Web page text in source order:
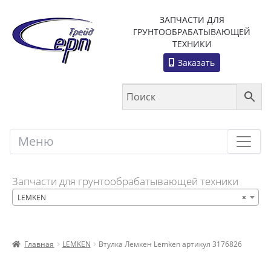
ЗАПЧАСТИ ДЛЯ
ГРУНТООБРАБАТЫВАЮЩЕЙ
ТЕХНИКИ
Заказать
Меню Меню
Запчасти для грунтообрабатывающей техники
×
LEMKEN
Главная LEMKEN Втулка Лемкен Lemken артикул 3176826